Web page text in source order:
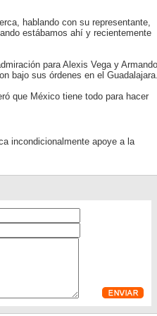
hablando con su representante,
estábamos ahí y recientemente
para Alexis Vega y Armando
bajo sus órdenes en el
que México tiene todo para hacer
incondicionalmente apoye a la